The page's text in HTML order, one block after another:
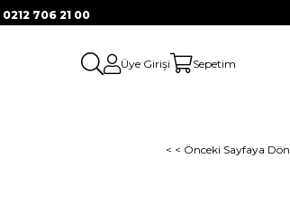
0212 706 21 00
Üye Girişi Sepetim
< < Önceki Sayfaya Dön